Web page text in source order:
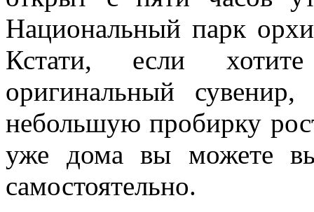
Национальный парк
Кстати, если
оригинальный
небольшую пробирку
уже дома вы можете
самостоятельно.